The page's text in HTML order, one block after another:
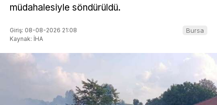
müdahalesiyle söndürüldü.
Giriş: 08-08-2026 21:08
Kaynak: İHA
Bursa